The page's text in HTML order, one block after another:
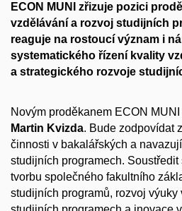
ECON MUNI zřizuje pozici
vzdělávání a rozvoj studijních
reaguje na rostoucí význam i
systematického řízení kvality
a strategického rozvoje
Novým proděkanem ECON MUNI
Martin Kvizda. Bude zodpovídat
činnosti v bakalářských a
studijních programech. Soustředit
tvorbu společného fakultního
studijních programů, rozvoj výuky